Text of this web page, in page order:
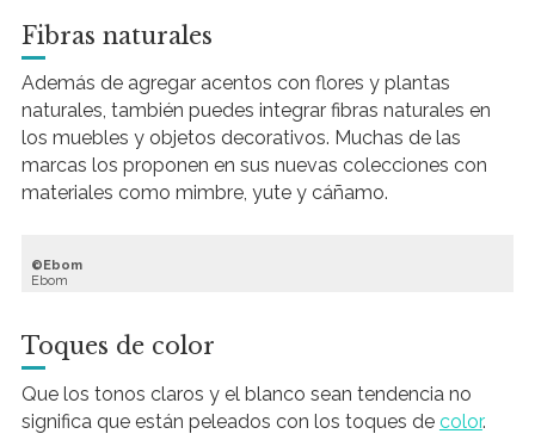
Fibras naturales
Además de agregar acentos con flores y plantas
naturales, también puedes integrar fibras naturales en
los muebles y objetos decorativos. Muchas de las
marcas los proponen en sus nuevas colecciones con
materiales como mimbre, yute y cáñamo.
Ebom
Ebom
Toques de color
Que los tonos claros y el blanco sean tendencia no
significa que están peleados con los toques de color.